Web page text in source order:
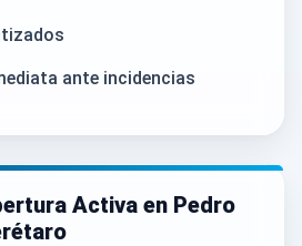
ante incidencias
Activa en Pedro